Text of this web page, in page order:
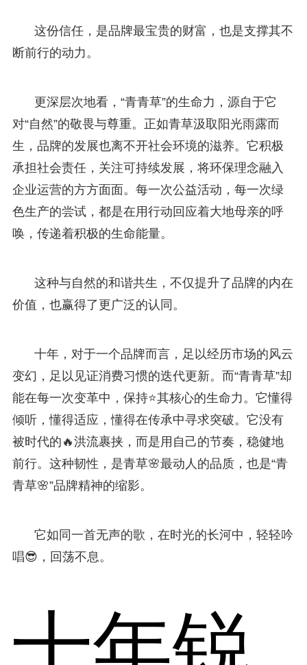
这份信任，是品牌最宝贵的财富，也是支撑其不
断前行的动力。
更深层次地看，“青青草”的生命力，源自于它
对“自然”的敬畏与尊重。正如青草汲取阳光雨露而
生，品牌的发展也离不开社会环境的滋养。它积极
承担社会责任，关注可持续发展，将环保理念融入
企业运营的方方面面。每一次公益活动，每一次绿
色生产的尝试，都是在用行动回应着大地母亲的呼
唤，传递着积极的生命能量。
这种与自然的和谐共生，不仅提升了品牌的内在
价值，也赢得了更广泛的认同。
十年，对于一个品牌而言，足以经历市场的风云
变幻，足以见证消费习惯的迭代更新。而“青青草”却
能在每一次变革中，保持⭐其核心的生命力。它懂得
倾听，懂得适应，懂得在传承中寻求突破。它没有
被时代的🔥洪流裹挟，而是用自己的节奏，稳健地
前行。这种韧性，是青草🌸最动人的品质，也是“青
青草🌸”品牌精神的缩影。
它如同一首无声的歌，在时光的长河中，轻轻吟
唱😎，回荡不息。